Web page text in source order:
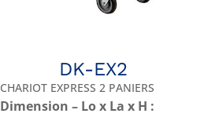
DK-EX2
CHARIOT EXPRESS 2 PANIERS
Dimension – Lo x La x H :